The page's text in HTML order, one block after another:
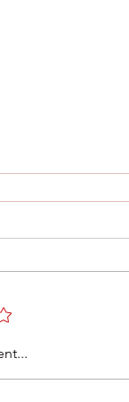
Review by